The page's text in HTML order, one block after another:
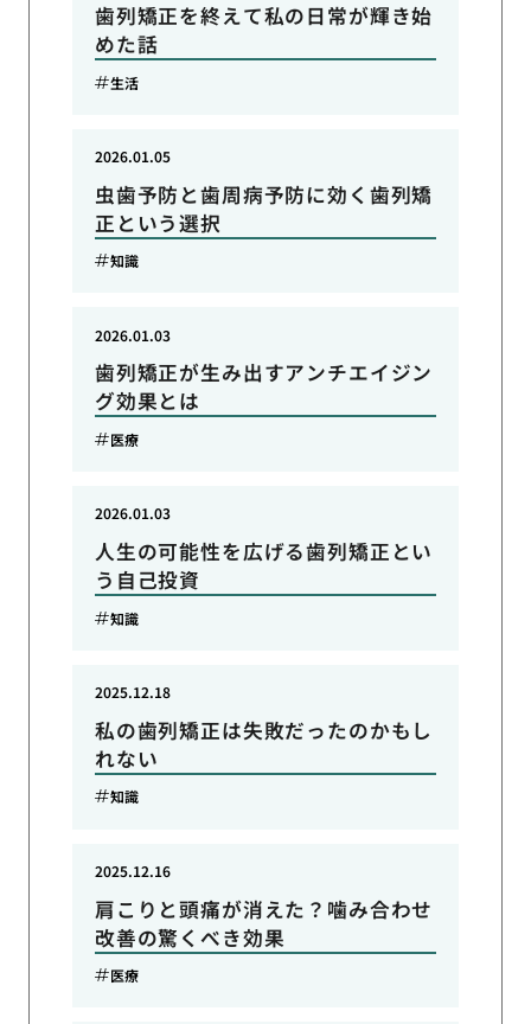
歯列矯正を終えて私の日常が輝き始
めた話
生活
虫歯予防と歯周病予防に効く歯列矯
正という選択
2026.01.05
知識
歯列矯正が生み出すアンチエイジン
グ効果とは
2026.01.03
医療
人生の可能性を広げる歯列矯正とい
う自己投資
2026.01.03
知識
私の歯列矯正は失敗だったのかもし
れない
2025.12.18
知識
肩こりと頭痛が消えた？噛み合わせ
改善の驚くべき効果
2025.12.16
医療